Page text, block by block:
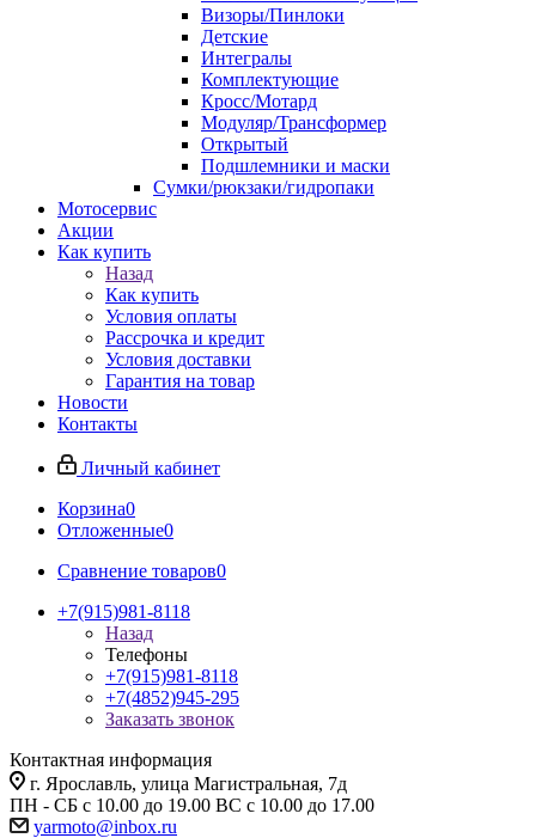
Визоры/Пинлоки
Детские
Интегралы
Комплектующие
Кросс/Мотард
Модуляр/Трансформер
Открытый
Подшлемники и маски
Сумки/рюкзаки/гидропаки
Мотосервис
Акции
Как купить
Назад
Как купить
Условия оплаты
Рассрочка и кредит
Условия доставки
Гарантия на товар
Новости
Контакты
Личный кабинет
Корзина0
Отложенные0
Сравнение товаров0
+7(915)981-8118
Назад
Телефоны
+7(915)981-8118
+7(4852)945-295
Заказать звонок
Контактная информация
г. Ярославль, улица Магистральная, 7д
ПН - СБ с 10.00 до 19.00 ВС с 10.00 до 17.00
yarmoto@inbox.ru